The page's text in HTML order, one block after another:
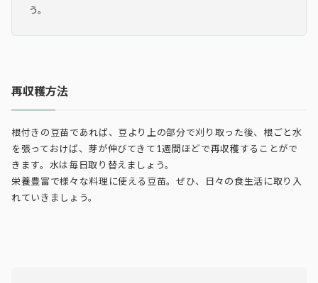
う。
再収穫方法
根付きの豆苗であれば、豆より上の部分で刈り取った後、根ごと水
を張っておけば、芽が伸びてきて1週間ほどで再収穫することがで
きます。水は毎日取り替えましょう。
栄養豊富で様々な料理に使える豆苗。ぜひ、日々の食生活に取り入
れていきましょう。